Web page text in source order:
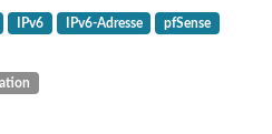
IPv6 IPv6-Adresse pfSense